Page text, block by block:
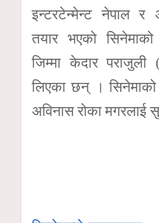
इन्टरटेन्मेन्ट नेपाल र
तयार भएको
जिम्मा केदार
लिएका छन् । सिनेमाको
अविनास रोका मगरलाई